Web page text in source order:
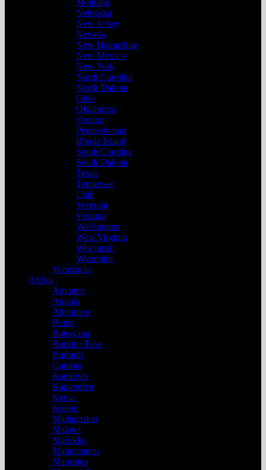
Montana
Nebraska
New Jersey
Nevada
New Hampshire
New Mexico
New York
North Carolina
North Dakota
Ohio
Oklahoma
Oregon
Pennsylvania
Rhode Island
South Carolina
South Dakota
Texas
Tennessee
Utah
Vermont
Virginia
Washington
West Virginia
Wisconsin
Wyoming
Venezuela
Afrika
Ägypten
Angola
Äthiopien
Benin
Botswana
Burkina Faso
Burundi
Gambia
Kamerun
Kapverden
Kenia
Kongo
Madagaskar
Malawi
Marokko
Mauretanien
Mauritius